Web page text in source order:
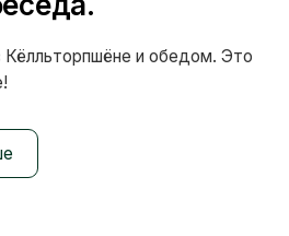
Кёлльторпшёне и обедом. Это